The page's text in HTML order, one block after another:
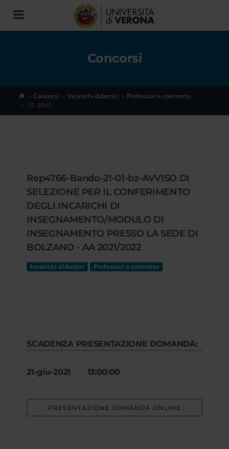
Toggle
navigation
Concorsi
Concorsi Incarichi didattici
Professori a contratto
ID. 8945
Rep4766-Bando-21-01-bz-AVVISO DI
SELEZIONE PER IL CONFERIMENTO
DEGLI INCARICHI DI
INSEGNAMENTO/MODULO DI
INSEGNAMENTO PRESSO LA SEDE DI
BOLZANO - AA 2021/2022
Incarichi didattici Professori a contratto
SCADENZA PRESENTAZIONE DOMANDA:
21-giu-2021 13:00:00
PRESENTAZIONE DOMANDA ONLINE